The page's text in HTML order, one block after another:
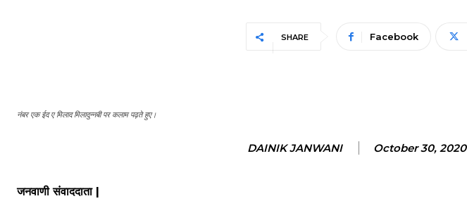
SHARE Facebook
नंबर एक ईद ए मिलाद मिलादुन्नबी पर कलाम पढ़ते हुए।
DAINIK JANWANI October 30, 2020
जनवाणी संवाददाता |